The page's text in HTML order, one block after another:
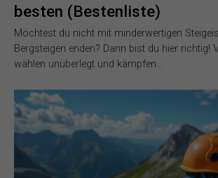
besten (Bestenliste)
Möchtest du nicht mit minderwertigen
Bergsteigen enden? Dann bist du hier richtig!
wählen unüberlegt und kämpfen…